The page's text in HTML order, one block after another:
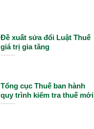
Đề xuất sửa đổi Luật Thuế
giá trị gia tăng
Tổng cục Thuế ban hành
quy trình kiểm tra thuế mới